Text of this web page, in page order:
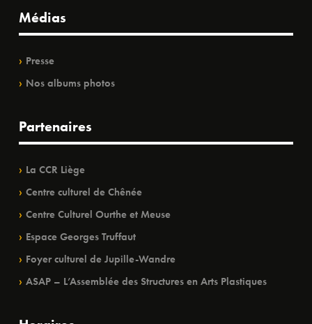
Médias
Presse
Nos albums photos
Partenaires
La CCR Liège
Centre culturel de Chênée
Centre Culturel Ourthe et Meuse
Espace Georges Truffaut
Foyer culturel de Jupille-Wandre
ASAP – L’Assemblée des Structures en Arts Plastiques